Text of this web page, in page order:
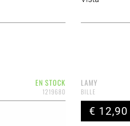
EN STOCK
1219680
LAMY
BILLE
€ 12,90